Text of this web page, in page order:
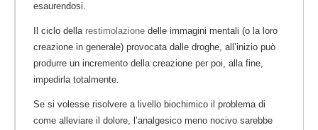
esaurendosi.
Il ciclo della restimolazione delle immagini mentali (o la loro
creazione in generale) provocata dalle droghe, all’inizio può
produrre un incremento della creazione per poi, alla fine,
impedirla totalmente.
Se si volesse risolvere a livello biochimico il problema di
come alleviare il dolore, l’analgesico meno nocivo sarebbe